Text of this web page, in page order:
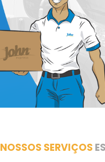
NOSSOS SERVIÇOS